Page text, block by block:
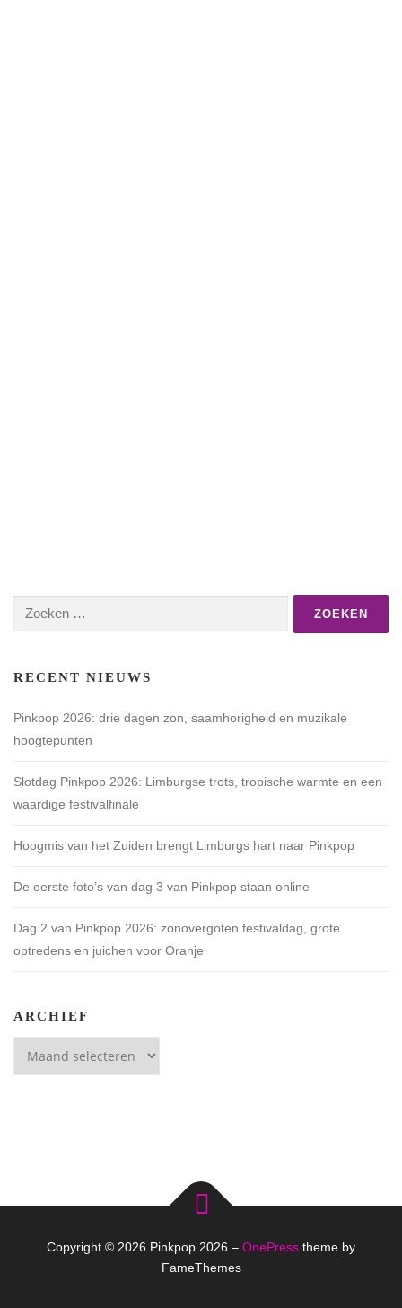
Zoeken
RECENT NIEUWS
Pinkpop 2026: drie dagen zon, saamhorigheid en muzikale
hoogtepunten
Slotdag Pinkpop 2026: Limburgse trots, tropische warmte en een
waardige festivalfinale
Hoogmis van het Zuiden brengt Limburgs hart naar Pinkpop
De eerste foto’s van dag 3 van Pinkpop staan online
Dag 2 van Pinkpop 2026: zonovergoten festivaldag, grote
optredens en juichen voor Oranje
ARCHIEF
Copyright © 2026 Pinkpop 2026 – OnePress theme by
FameThemes